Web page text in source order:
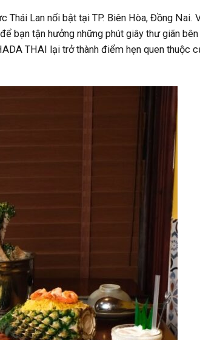
Thái Lan nổi bật tại TP. Biên Hòa, Đồng Nai.
bạn tận hưởng những phút giây thư giãn
THAI lại trở thành điểm hẹn quen thuộc